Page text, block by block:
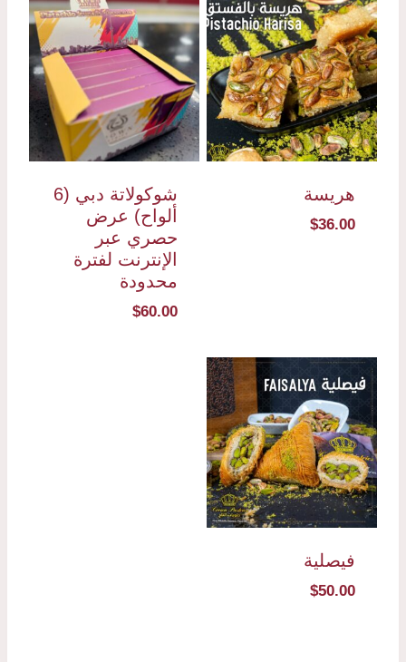
هريسة
$36.00
شوكولاتة دبي (6
ألواح) عرض
حصري عبر
الإنترنت لفترة
محدودة
$60.00
فيصلية
$50.00